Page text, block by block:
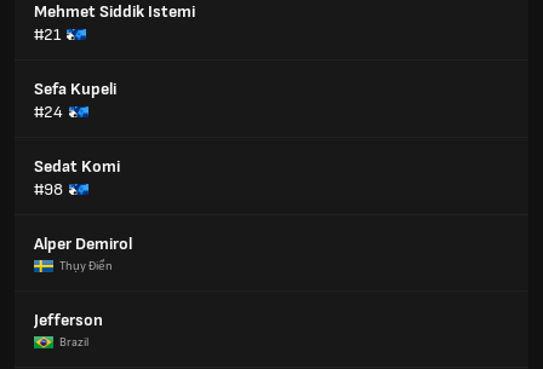
Mehmet Siddik Istemi
#21
Sefa Kupeli
#24
Sedat Komi
#98
Alper Demirol
Thụy Điển
Jefferson
Brazil